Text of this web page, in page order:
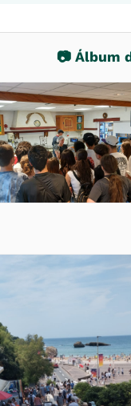
📷 Álbum